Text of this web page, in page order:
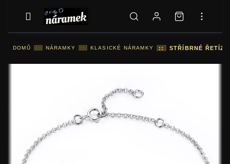
DOMŮ :: NÁRAMKY :: KLASICKÉ NÁRAMKY :: STŘÍBRNÉ